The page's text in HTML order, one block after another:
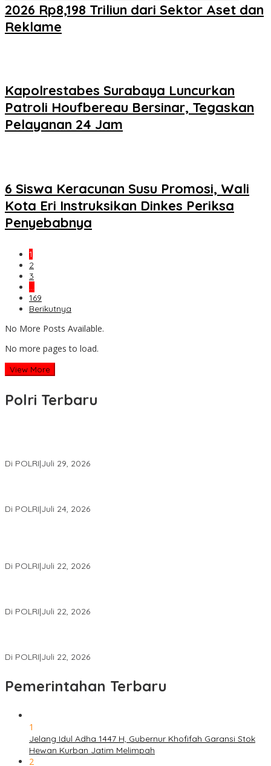
2026 Rp8,198 Triliun dari Sektor Aset dan
Reklame
Kapolrestabes Surabaya Luncurkan
Patroli Houfbereau Bersinar, Tegaskan
Pelayanan 24 Jam
6 Siswa Keracunan Susu Promosi, Wali
Kota Eri Instruksikan Dinkes Periksa
Penyebabnya
1
2
3
…
169
Berikutnya
No More Posts Available.
No more pages to load.
View More
Polri Terbaru
Di POLRI|Juli 29, 2026
Di POLRI|Juli 24, 2026
Di POLRI|Juli 22, 2026
Di POLRI|Juli 22, 2026
Di POLRI|Juli 22, 2026
Pemerintahan Terbaru
1
Jelang Idul Adha 1447 H, Gubernur Khofifah Garansi Stok
Hewan Kurban Jatim Melimpah
2